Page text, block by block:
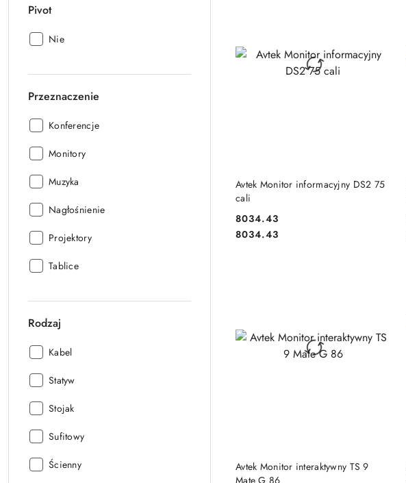
Pivot
Pivot:
Nie
Przeznaczenie
Przeznaczenie:
Konferencje
Przeznaczenie:
Monitory
Przeznaczenie:
Muzyka
Przeznaczenie:
Nagłośnienie
Przeznaczenie:
Projektory
Przeznaczenie:
Tablice
Rodzaj
Rodzaj:
Kabel
Rodzaj:
Statyw
Rodzaj:
Stojak
Rodzaj:
Sufitowy
Rodzaj:
Ścienny
Avtek Monitor informacyjny DS2 75
cali
Cena:
8034.43
Cena:
8034.43
PRODUKT NIEDOSTĘPNY
Avtek Monitor interaktywny TS 9
Mate G 86
PRODUKT NIEDOSTĘPNY